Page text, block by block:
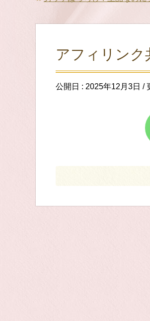
アフィリンク
公開日 : 2025年12月3日 /